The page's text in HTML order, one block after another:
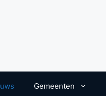
Gemeenten